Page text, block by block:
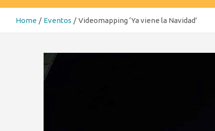
Home Eventos Videomapping ‘Ya viene la Navidad’